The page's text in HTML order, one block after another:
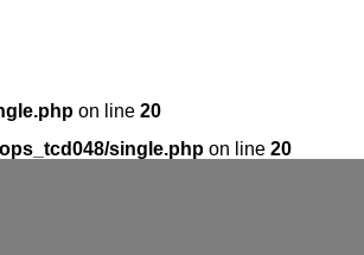
on line 20
single.php on line 20